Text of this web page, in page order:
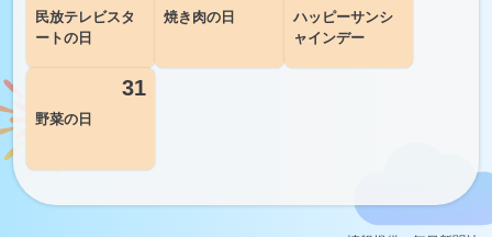
民放テレビスタ
ートの日
焼き肉の日
ハッピーサンシ
ャインデー
31
野菜の日